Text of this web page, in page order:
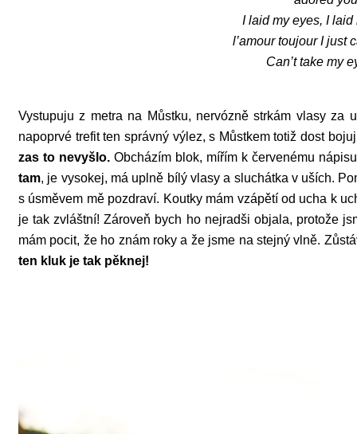
I laid my eyes, I
l’amour toujour I just
Can’t take my
Vystupuju z metra na Můstku, nervózně strkám vlasy
napoprvé trefit ten správný výlez, s Můstkem totiž dost
zas to nevyšlo. Obcházím blok, mířím k červenému
tam, je vysokej, má uplně bílý vlasy a sluchátka v uších.
s úsměvem mě pozdraví. Koutky mám vzápětí od ucha k
je tak zvláštní! Zároveň bych ho nejradši objala, protože
mám pocit, že ho znám roky a že jsme na stejný vlně.
ten kluk je tak pěknej!